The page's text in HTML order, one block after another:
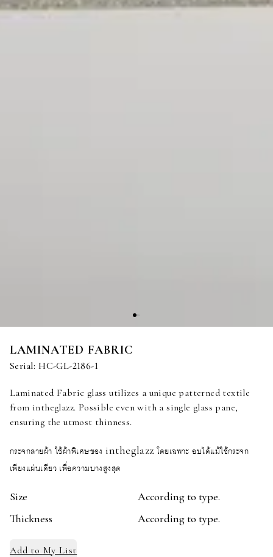
LAMINATED FABRIC
Serial:HC-GL-2186-1
Laminated Fabric glass utilizes a unique patterned textile
from intheglazz. Possible even with a single glass pane,
ensuring the utmost thinness.
กระจกลายผ้า ใช้ผ้าพิเศษของ intheglazz โดยเฉพาะ อบได้แม้ใช้กระจก
เพียงแผ่นเดียว เพื่อความบางสูงสุด
Size
According to type.
Thickness
According to type.
Add to My List